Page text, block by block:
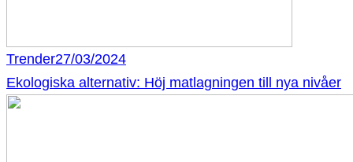
Trender27/03/2024
Ekologiska alternativ: Höj matlagningen till nya nivåer